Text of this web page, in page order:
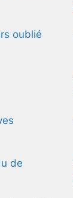
oublié
de